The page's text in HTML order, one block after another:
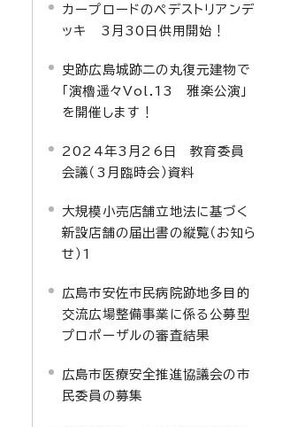
カープロードのペデストリアンデ
ッキ 3月30日供用開始！
史跡広島城跡二の丸復元建物で
「演櫓遥々Vol.13 雅楽公演」
を開催します！
2024年3月26日 教育委員
会議（3月臨時会）資料
大規模小売店舗立地法に基づく
新設店舗の届出書の縦覧（お知ら
せ）1
広島市安佐市民病院跡地多目的
交流広場整備事業に係る公募型
プロポーザルの審査結果
広島市医療安全推進協議会の市
民委員の募集